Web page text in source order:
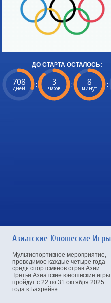
ДО СТАРТА ОСТАЛОСЬ:
708
дней : 3
часов : 8
минут :
Азиатские Юношеские Игры
Мультиспортивное мероприятие,
проводимое каждые четыре года
среди спортсменов стран Азии.
Третьи Азиатские юношеские игры
пройдут с 22 по 31 октября 2025
года в Бахрейне.